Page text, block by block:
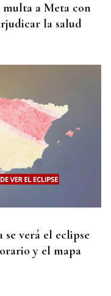
a Meta con
la salud
se verá el eclipse
y el mapa